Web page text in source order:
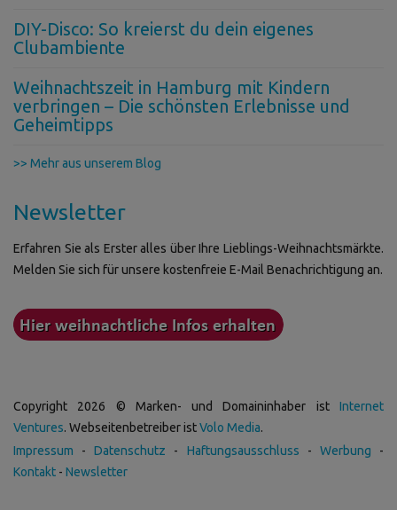
DIY-Disco: So kreierst du dein eigenes
Clubambiente
Weihnachtszeit in Hamburg mit Kindern
verbringen – Die schönsten Erlebnisse und
Geheimtipps
>> Mehr aus unserem Blog
Newsletter
Erfahren Sie als Erster alles über Ihre Lieblings-Weihnachtsmärkte.
Melden Sie sich für unsere kostenfreie E-Mail Benachrichtigung an.
Copyright 2026 © Marken- und Domaininhaber ist Internet
Ventures. Webseitenbetreiber istVolo Media.
Impressum -Datenschutz - Haftungsausschluss - Werbung -
Kontakt - Newsletter